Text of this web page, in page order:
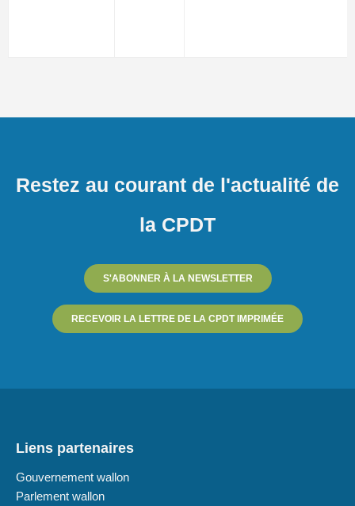
Restez au courant de l'actualité de
la CPDT
S'ABONNER À LA NEWSLETTER
RECEVOIR LA LETTRE DE LA CPDT IMPRIMÉE
Liens partenaires
Gouvernement wallon
Parlement wallon